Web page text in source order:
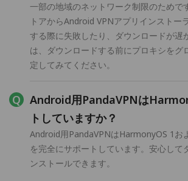
一部の地域のネットワーク制限のためで
トアからAndroid VPNアプリインストー
する際に失敗したり、ダウンロードが遅
は、ダウンロードする前にプロキシをグ
定してみてください。
Android用PandaVPNは
トしていますか？
Android用PandaVPNはHarmonyOS 1お
を完全にサポートしています。安心して
ンストールできます。